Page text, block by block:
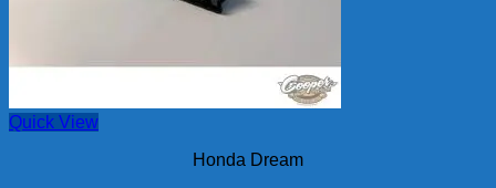
Quick View
Honda Dream